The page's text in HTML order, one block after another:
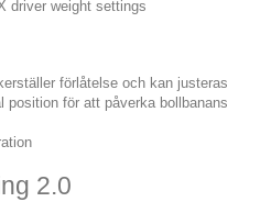
förlåtelse och kan justeras
position för att påverka bollbanans
2.0